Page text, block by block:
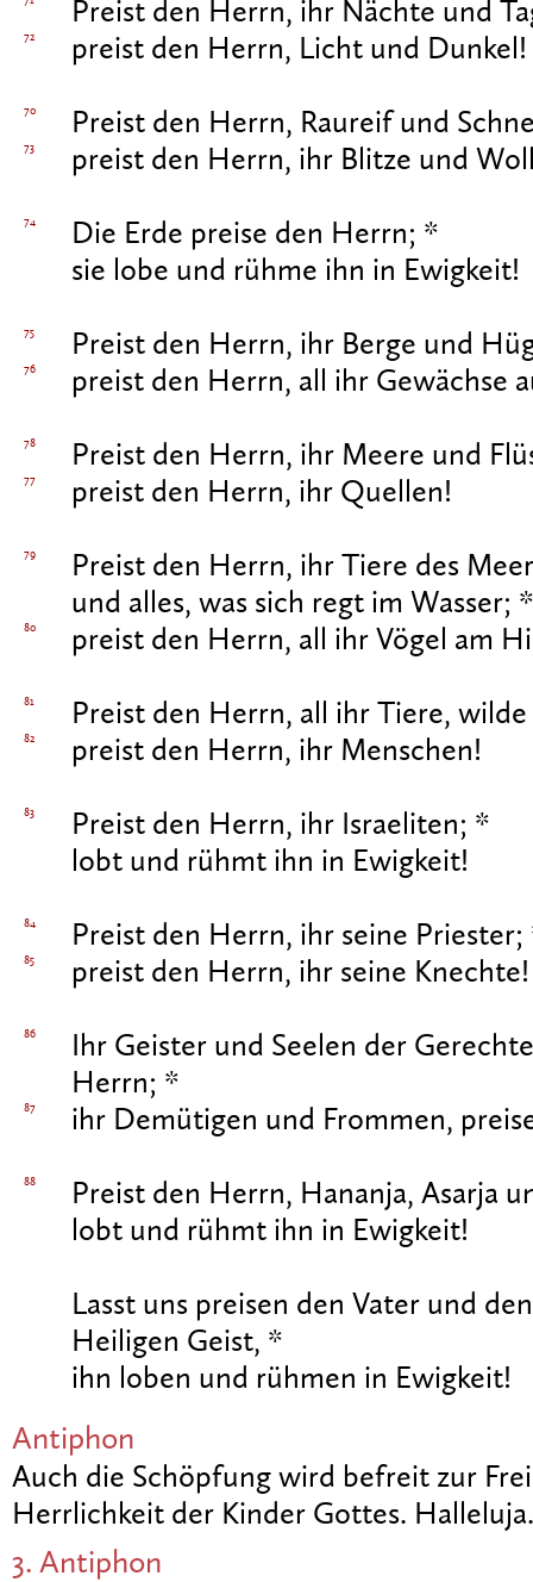
Preist den Herrn, ihr Nächte und
72 preist den Herrn, Licht und Dunkel!
70 Preist den Herrn, Raureif und
73 preist den Herrn, ihr Blitze und
74
Die Erde preise den Herrn; *
sie lobe und rühme ihn in Ewigkeit!
75 Preist den Herrn, ihr Berge und
76 preist den Herrn, all ihr Gewächse
78 Preist den Herrn, ihr Meere und
77 preist den Herrn, ihr Quellen!
79
Preist den Herrn, ihr Tiere des
und alles, was sich regt im Wasser; *
80 preist den Herrn, all ihr Vögel am
81 Preist den Herrn, all ihr Tiere,
82 preist den Herrn, ihr Menschen!
83
Preist den Herrn, ihr Israeliten; *
lobt und rühmt ihn in Ewigkeit!
84 Preist den Herrn, ihr seine Priester;
85 preist den Herrn, ihr seine Knechte!
86
Ihr Geister und Seelen der
Herrn; *
87 ihr Demütigen und Frommen,
88
Preist den Herrn, Hananja, Asarja
lobt und rühmt ihn in Ewigkeit!
Lasst uns preisen den Vater und
Heiligen Geist, *
ihn loben und rühmen in Ewigkeit!
Antiphon
Auch die Schöpfung wird befreit zur
Herrlichkeit der Kinder Gottes. Halleluja.
3. Antiphon